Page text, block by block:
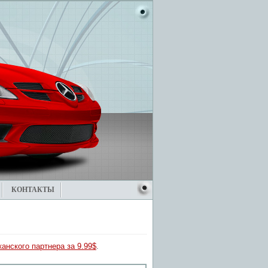
КОНТАКТЫ
партнера за 9.99$.